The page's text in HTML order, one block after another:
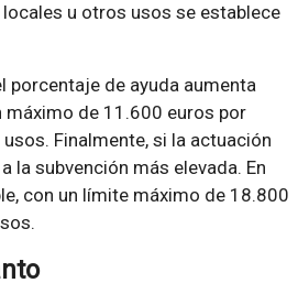
u otros usos se establece
porcentaje de ayuda aumenta
máximo de 11.600 euros por
Finalmente, si la actuación
la subvención más elevada. En
con un límite máximo de 18.800